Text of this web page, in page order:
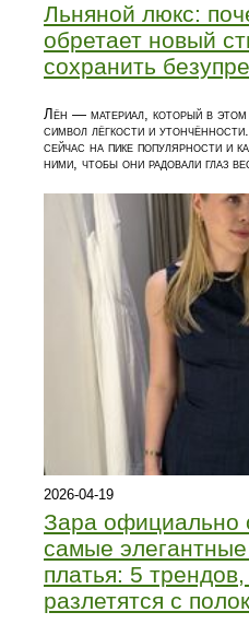
Льняной люкс:
обретает новый
сохранить
Лён — материал, который в этом
символ лёгкости и
сейчас на пике популярности и
ними, чтобы они радовали глаз
2026-04-19
Зара официально
самые
платья: 5
разлетятся с